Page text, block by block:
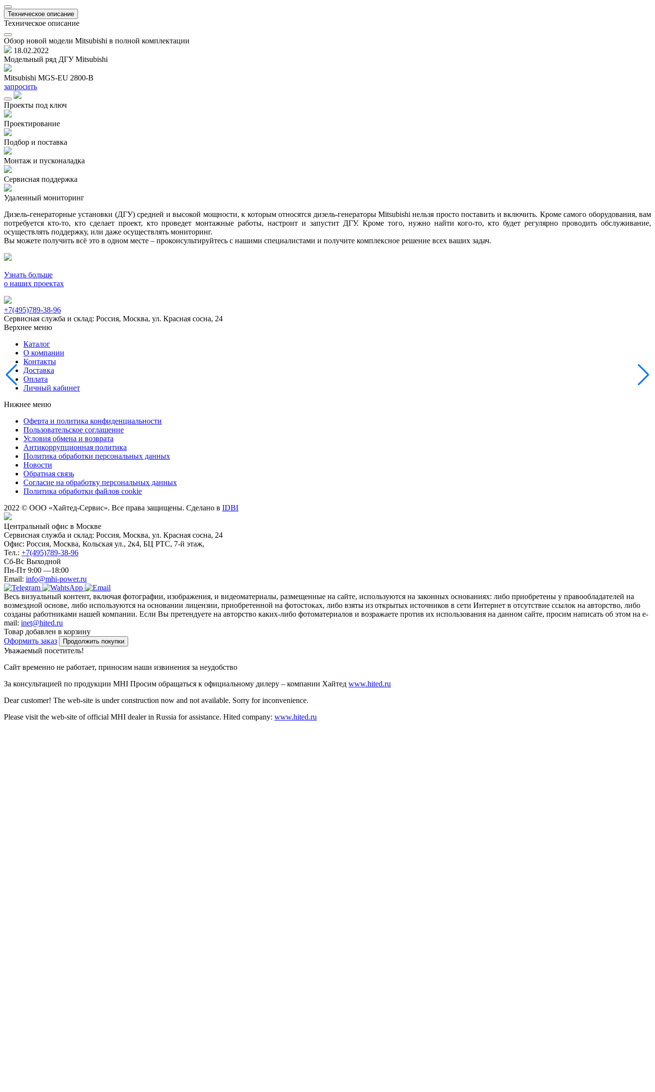
Техническое описание
Техническое описание
Обзор новой модели Mitsubishi в полной комплектации
18.02.2022
Модельный ряд ДГУ Mitsubishi
Mitsubishi MGS-EU 2800-B
запросить
Проекты под ключ
Проектирование
Подбор и поставка
Монтаж и пусконаладка
Сервисная поддержка
Удаленный мониторинг
Дизель-генераторные установки (ДГУ) средней и высокой мощности, к которым относятся дизель-генераторы Mitsubishi нельзя просто поставить и включить. Кроме самого оборудования, вам
потребуется кто-то, кто сделает проект, кто проведет монтажные работы, настроит и запустит ДГУ. Кроме того, нужно найти кого-то, кто будет регулярно проводить обслуживание,
осуществлять поддержку, или даже осуществлять мониторинг.
Вы можете получить всё это в одном месте – проконсультируйтесь с нашими специалистами и получите комплексное решение всех ваших задач.
Узнать больше
о наших проектах
+7(495)789-38-96
Сервисная служба и склад: Россия, Москва, ул. Красная сосна, 24
Верхнее меню
Каталог
О компании
Контакты
Доставка
Оплата
Личный кабинет
Нижнее меню
Оферта и политика конфиденциальности
Пользовательское соглашение
Условия обмена и возврата
Антикоррупционная политика
Политика обработки персональных данных
Новости
Обратная связь
Согласие на обработку персональных данных
Политика обработки файлов cookie
2022 © ООО «Хайтед-Сервис». Все права защищены. Сделано в IDBI
Центральный офис в Москве
Сервисная служба и склад: Россия, Москва, ул. Красная сосна, 24
Офис: Россия, Москва, Кольская ул., 2к4, БЦ РТС, 7-й этаж,
Тел.: +7(495)789-38-96
Сб-Вс Выходной
Пн-Пт 9:00 —18:00
Email: info@mhi-power.ru
Весь визуальный контент, включая фотографии, изображения, и видеоматериалы, размещенные на сайте, используются на законных основаниях: либо приобретены у правообладателей на
возмездной основе, либо используются на основании лицензии, приобретенной на фотостоках, либо взяты из открытых источников в сети Интернет в отсутствие ссылок на авторство, либо
созданы работниками нашей компании. Если Вы претендуете на авторство каких-либо фотоматериалов и возражаете против их использования на данном сайте, просим написать об этом на e-
mail: inet@hited.ru
Товар добавлен в корзину
Оформить заказ
Продолжить покупки
Уважаемый посетитель!
Сайт временно не работает, приносим наши извинения за неудобство
За консультацией по продукции MHI Просим обращаться к официальному дилеру – компании Хайтед www.hited.ru
Dear customer! The web-site is under construction now and not available. Sorry for inconvenience.
Please visit the web-site of official MHI dealer in Russia for assistance. Hited company: www.hited.ru